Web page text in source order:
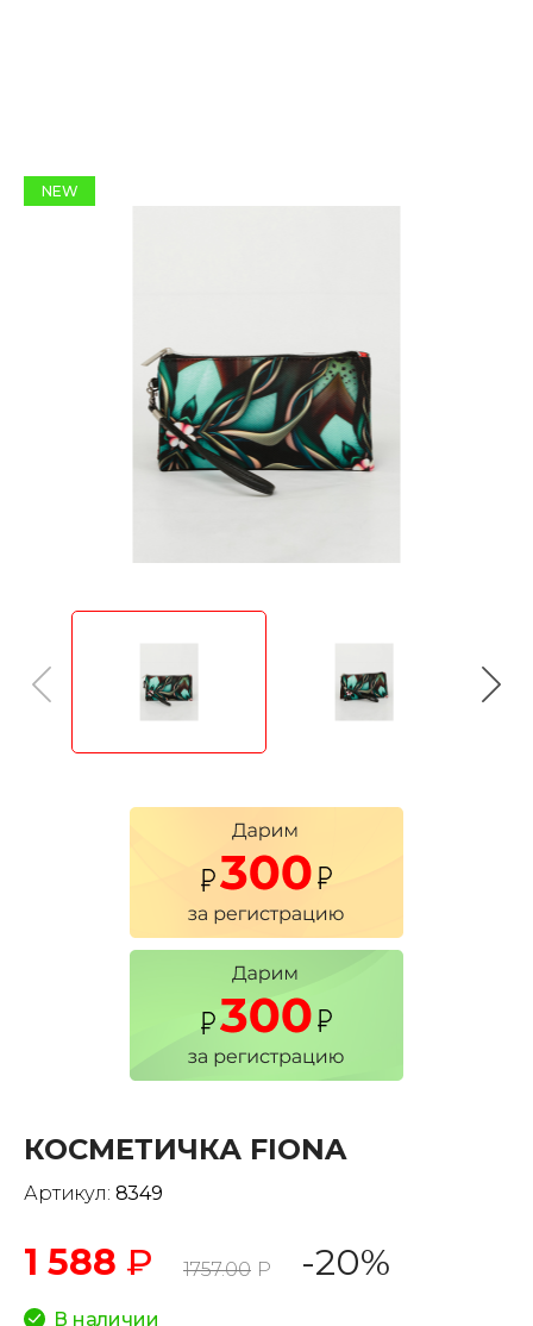
NEW
КОСМЕТИЧКА FIONA
Артикул: 8349
1 588 ₽ 1757.00 Р -20%
В наличии